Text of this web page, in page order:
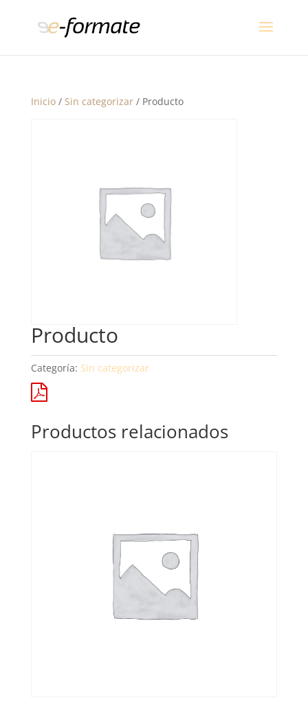
Inicio/ Sin categorizar/ Producto
Producto
Categoría: Sin categorizar
Productos relacionados